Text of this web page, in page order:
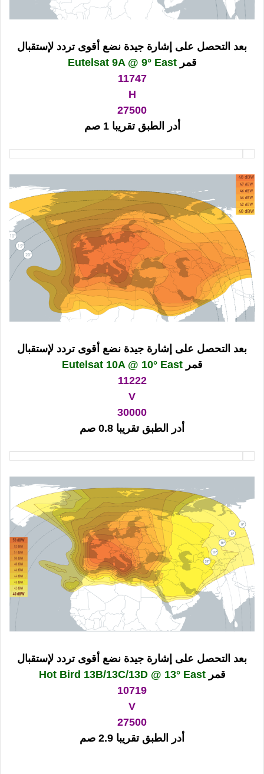
بعد التحصل على إشارة جيدة نضع أقوى تردد لإستقبال
قمر Eutelsat 9A @ 9° East
11747
H
27500
أدر الطبق تقريبا 1 صم
بعد التحصل على إشارة جيدة نضع أقوى تردد لإستقبال
قمر Eutelsat 10A @ 10° East
11222
V
30000
أدر الطبق تقريبا 0.8 صم
بعد التحصل على إشارة جيدة نضع أقوى تردد لإستقبال
قمرHot Bird 13B/13C/13D @ 13° East
10719
V
27500
أدر الطبق تقريبا 2.9 صم